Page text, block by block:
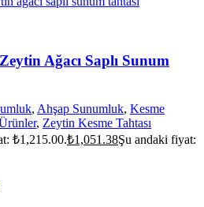
Ağacı Saplı Sunum
, Ahşap Sunumluk, Kesme
, Zeytin Kesme Tahtası
₺1,215.00.₺1,051.38Şu andaki fiyat: